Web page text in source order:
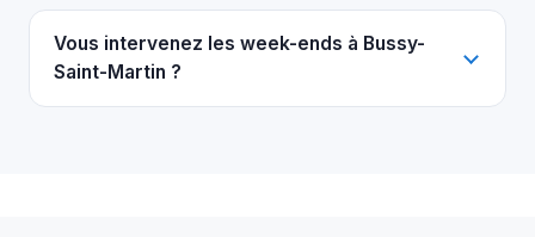
Vous intervenez les week-ends à Bussy-
Saint-Martin ?